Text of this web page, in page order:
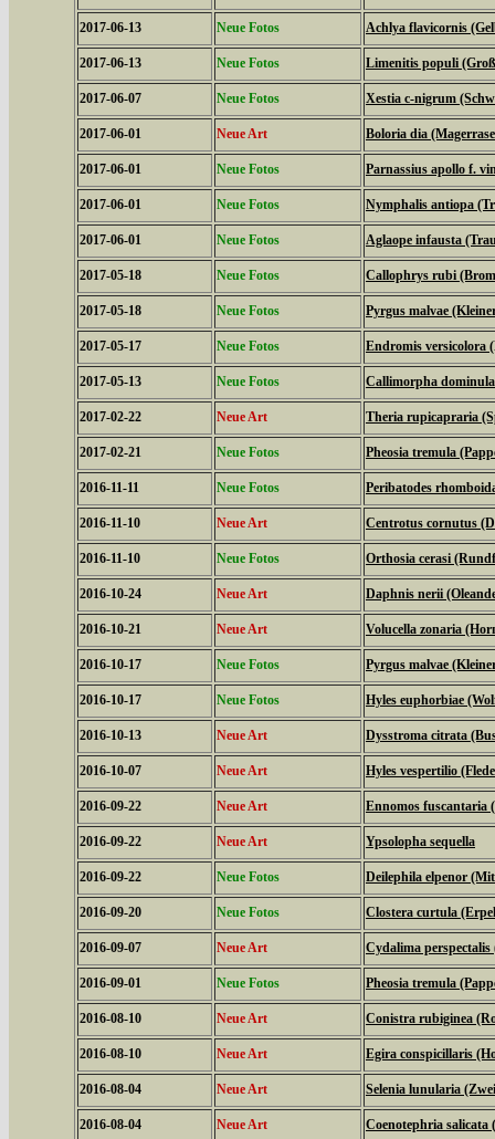
2017-06-13 Neue Fotos Achlya flavicornis
2017-06-13 Neue Fotos Limenitis populi
2017-06-07 Neue Fotos Xestia c-nigrum
2017-06-01 Neue Art Boloria dia
2017-06-01 Neue Fotos Parnassius apollo f.
2017-06-01 Neue Fotos Nymphalis antiopa
2017-06-01 Neue Fotos Aglaope infausta
2017-05-18 Neue Fotos Callophrys rubi
2017-05-18 Neue Fotos Pyrgus malvae
2017-05-17 Neue Fotos Endromis versicolora
2017-05-13 Neue Fotos Callimorpha
2017-02-22 Neue Art Theria rupicapraria
2017-02-21 Neue Fotos Pheosia tremula
2016-11-11 Neue Fotos Peribatodes
2016-11-10 Neue Art Centrotus cornutus
2016-11-10 Neue Fotos Orthosia cerasi
2016-10-24 Neue Art Daphnis nerii
2016-10-21 Neue Art Volucella zonaria
2016-10-17 Neue Fotos Pyrgus malvae
2016-10-17 Neue Fotos Hyles euphorbiae
2016-10-13 Neue Art Dysstroma citrata
2016-10-07 Neue Art Hyles vespertilio
2016-09-22 Neue Art Ennomos fuscantaria
2016-09-22 Neue Art Ypsolopha sequella
2016-09-22 Neue Fotos Deilephila elpenor
2016-09-20 Neue Fotos Clostera curtula
2016-09-07 Neue Art Cydalima
2016-09-01 Neue Fotos Pheosia tremula
2016-08-10 Neue Art Conistra rubiginea
2016-08-10 Neue Art Egira conspicillaris
2016-08-04 Neue Art Selenia lunularia
2016-08-04 Neue Art Coenotephria salicata